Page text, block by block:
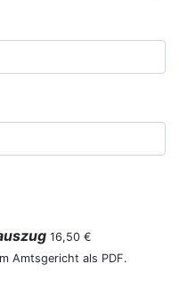
16,50 €
Amtsgericht als PDF.